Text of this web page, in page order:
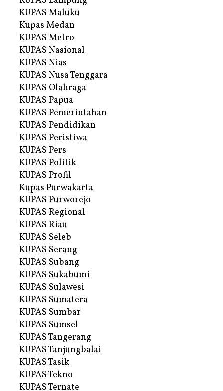
KUPAS Maluku
Kupas Medan
KUPAS Metro
KUPAS Nasional
KUPAS Nias
KUPAS Nusa Tenggara
KUPAS Olahraga
KUPAS Papua
KUPAS Pemerintahan
KUPAS Pendidikan
KUPAS Peristiwa
KUPAS Pers
KUPAS Politik
KUPAS Profil
Kupas Purwakarta
KUPAS Purworejo
KUPAS Regional
KUPAS Riau
KUPAS Seleb
KUPAS Serang
KUPAS Subang
KUPAS Sukabumi
KUPAS Sulawesi
KUPAS Sumatera
KUPAS Sumbar
KUPAS Sumsel
KUPAS Tangerang
KUPAS Tanjungbalai
KUPAS Tasik
KUPAS Tekno
KUPAS Ternate